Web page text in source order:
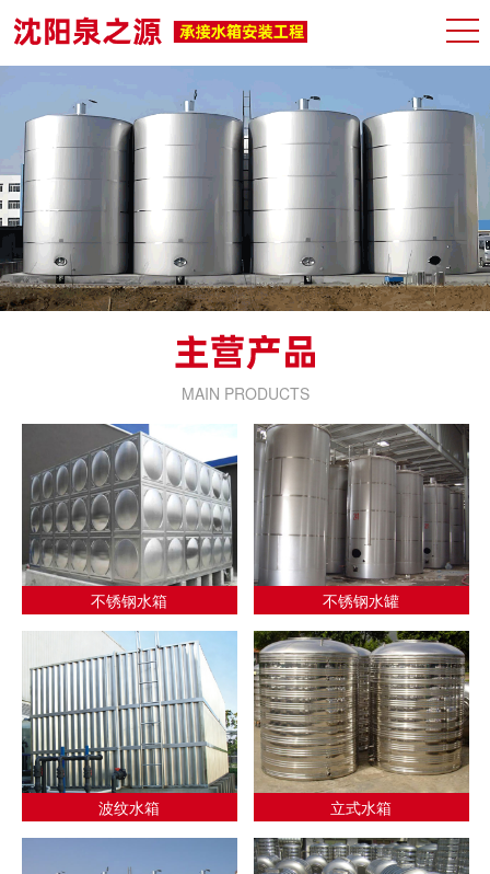
MAIN PRODUCTS
不锈钢水箱 不锈钢水罐
波纹水箱 立式水箱